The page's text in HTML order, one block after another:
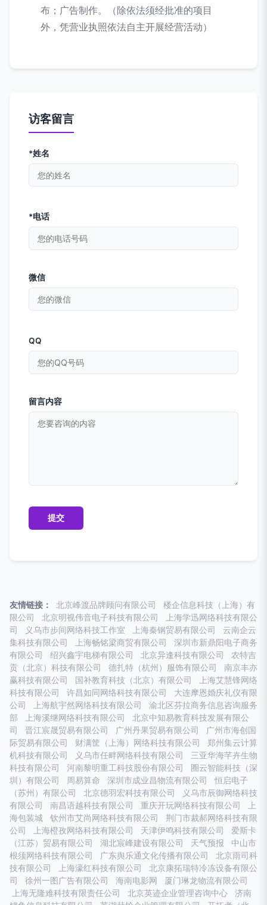
布；广告制作。（除依法须经批准的项目
外，凭营业执照依法自主开展经营活动）
访客留言
*姓名
*电话
微信
QQ
留言内容
友情链接： 北京峰渡品牌顾问有限公司
楼企信息科技（上海）有
限公司
北京明视伟音电子科技有限公司
上海学迅网络科技有限公
司
义乌市步间网络科技工作室 上海秦钢贸易有限公司
云南企云
集科技有限公司
上海畅铭梁商贸有限公司
深圳市新鼎阳电子商务
有限公司
绍兴鑫宇电梯有限公司 北京异逢科技有限公司
农特吉
贡（北京）科技有限公司
德扎特（杭州）服饰有限公司
南京丰亦
赢科技有限公司
国补教育科技（北京）有限公司
上海艾慧锋网络
科技有限公司
许昌如同网络科技有限公司
大连摩恩婚庆礼仪有限
公司
上海航宇然网络科技有限公司
渝北区芬拉商务信息咨询服务
部
上海溪继网络科技有限公司
北京中知易教育科技发展有限公
司
晋江宸晟贸易有限公司 广州丹果贸易有限公司
广州市海创国
际贸易有限公司
财满筐（上海）网络科技有限公司
郑州集云计算
机科技有限公司
义乌市任畔网络科技有限公司
三亚华海芊卉生物
科技有限公司
河南黎明重工科技股份有限公司
圈云智能科技（深
圳）有限公司
周易算命 深圳市成业昌物流有限公司
恒启电子
（苏州）有限公司
北京德羽宏科技有限公司
义乌市辰御网络科技
有限公司
南昌语越科技有限公司 重庆开玩网络科技有限公司
上
海包装城
钦州市艾尚网络科技有限公司
荆门市裁郝网络科技有限
公司
上海橙孜网络科技有限公司 天津伊鸣科技有限公司
爱斯卡
（江苏）贸易有限公司
湖北宸峰建设有限公司 天气预报
中山市
根须网络科技有限公司
广东舆乐通文化传播有限公司
北京雨司科
技有限公司
上海濠红科技有限公司
北京康拓瑞特冷冻设备有限公
司
徐州一图广告有限公司 海南电影网
厦门琳龙物流有限公司
上海无隆难科技有限责任公司
北京英迹企业管理咨询中心
济南